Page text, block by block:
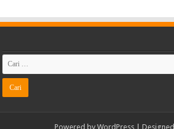
Powered by WordPress|